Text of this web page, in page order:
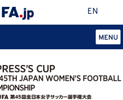
EN